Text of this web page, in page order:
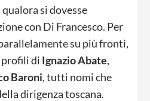
qualora si dovesse
con Di Francesco. Per
su più fronti,
di Ignazio Abate,
Baroni, tutti nomi che
dirigenza toscana.